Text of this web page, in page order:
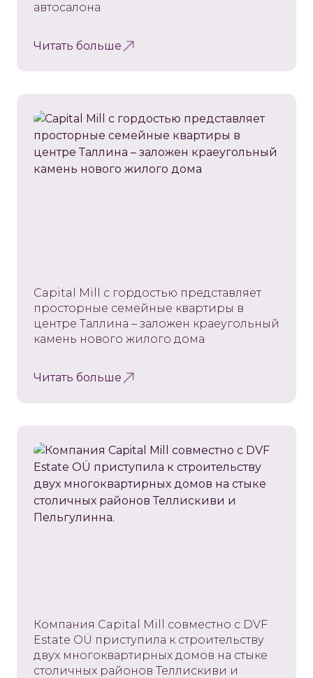
автосалона
Читать больше
Capital Mill с гордостью представляет
просторные семейные квартиры в
центре Таллина – заложен краеугольный
камень нового жилого дома
Читать больше
Компания Capital Mill совместно с DVF
Estate OÜ приступила к строительству
двух многоквартирных домов на стыке
столичных районов Теллискиви и